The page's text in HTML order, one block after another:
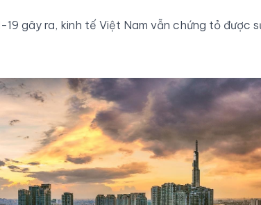
gây ra, kinh tế Việt Nam vẫn chứng tỏ được